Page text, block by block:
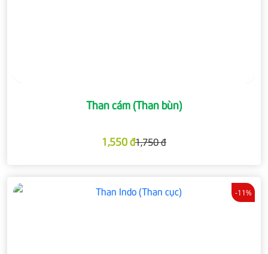
Than cám (Than bùn)
1,550 đ1,750 đ
-11%